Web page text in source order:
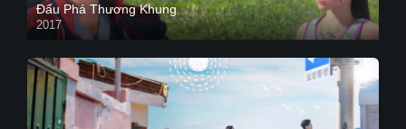
Đấu Phá Thương Khung
2017